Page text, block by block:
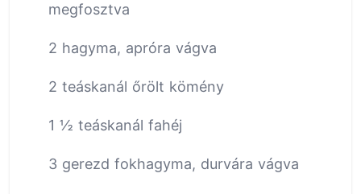
megfosztva
2 hagyma, apróra vágva
2 teáskanál őrölt kömény
1 ½ teáskanál fahéj
3 gerezd fokhagyma, durvára vágva